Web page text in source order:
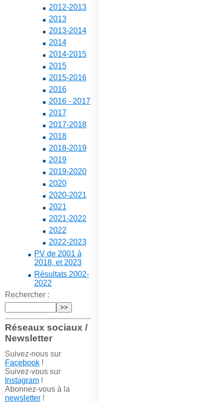
2012-2013
2013
2013-2014
2014
2014-2015
2015
2015-2016
2016
2016 - 2017
2017
2017-2018
2018
2018-2019
2019
2019-2020
2020
2020-2021
2021
2021-2022
2022
2022-2023
PV de 2001 à
2018, et 2023
Résultats 2002-
2022
Rechercher :
Réseaux sociaux /
Newsletter
Suivez-nous sur
Facebook!
Suivez-vous sur
Instagram!
Abonnez-vous à la
newsletter!